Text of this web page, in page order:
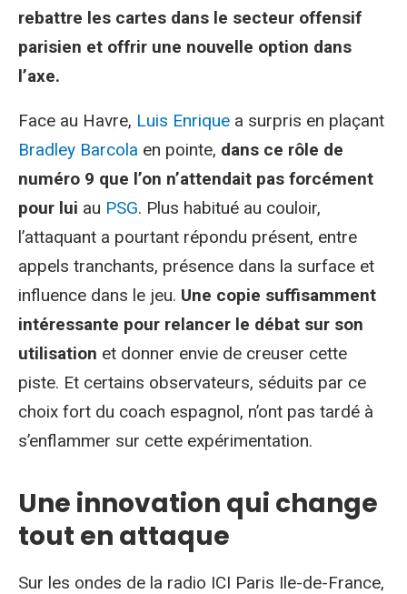
rebattre les cartes dans le secteur offensif
parisien et offrir une nouvelle option dans
l’axe.
Face au Havre, Luis Enrique a surpris en plaçant
Bradley Barcola en pointe, dans ce rôle de
numéro 9 que l’on n’attendait pas forcément
pour lui au PSG. Plus habitué au couloir,
l’attaquant a pourtant répondu présent, entre
appels tranchants, présence dans la surface et
influence dans le jeu. Une copie suffisamment
intéressante pour relancer le débat sur son
utilisation et donner envie de creuser cette
piste. Et certains observateurs, séduits par ce
choix fort du coach espagnol, n’ont pas tardé à
s’enflammer sur cette expérimentation.
Une innovation qui change
tout en attaque
Sur les ondes de la radio ICI Paris Ile-de-France,